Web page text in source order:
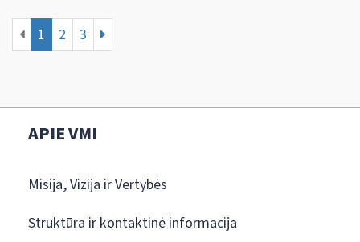
1 2 3
APIE VMI
Misija, Vizija ir Vertybės
Struktūra ir kontaktinė informacija